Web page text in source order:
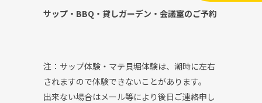
サップ・BBQ・貸しガーデン・会議室のご予約
注：サップ体験・マテ貝堀体験は、潮時に左右
されますので体験できないことがあります。
出来ない場合はメール等により後日ご連絡申し